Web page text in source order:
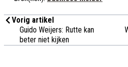
Vorig artikel
Guido Weijers: Rutte kan
beter niet kijken